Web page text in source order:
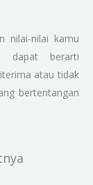
nilai-nilai kamu
dapat berarti
atau tidak
bertentangan